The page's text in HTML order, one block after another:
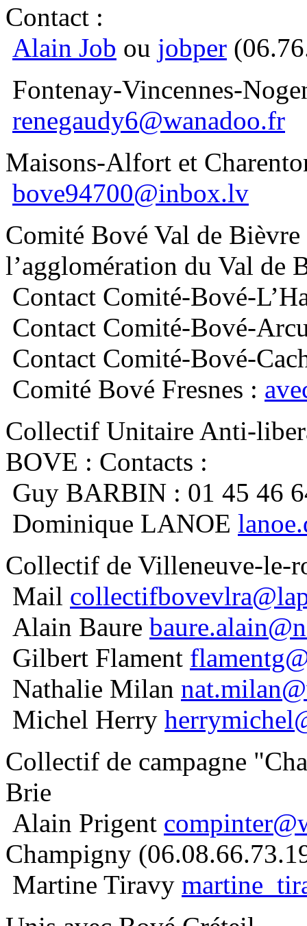
Contact :
Alain Job ou jobper
Fontenay-Vincennes-
renegaudy6@wanadoo.fr
Maisons-Alfort et
bove94700@inbox.lv
Comité Bové Val de
l’agglomération du Val de
Contact Comité-Bové-
Contact Comité-Bové-
Contact Comité-Bové-
Comité Bové Fresnes :
Collectif Unitaire Anti-
BOVE : Contacts :
Guy BARBIN : 01 45 46
Dominique LANOE
Collectif de Villeneuve-le-
Mail
Alain Baure
Gilbert Flament
Nathalie Milan
Michel Herry
Collectif de campagne
Brie
Alain Prigent
Champigny
Martine Tiravy